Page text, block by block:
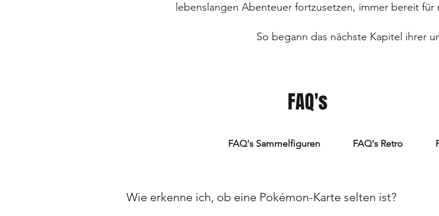
lebenslangen Abenteuer fortzusetzen, immer bereit
So begann das nächste Kapitel ihrer
FAQ's
FAQ's Sammelfiguren FAQ's Retro
Wie erkenne ich, ob eine Pokémon-Karte selten ist?